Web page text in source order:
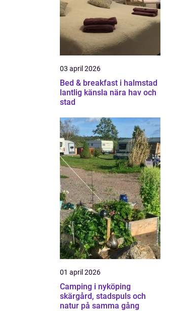
03 april 2026
Bed & breakfast i halmstad
lantlig känsla nära hav och
stad
01 april 2026
Camping i nyköping
skärgård, stadspuls och
natur på samma gång